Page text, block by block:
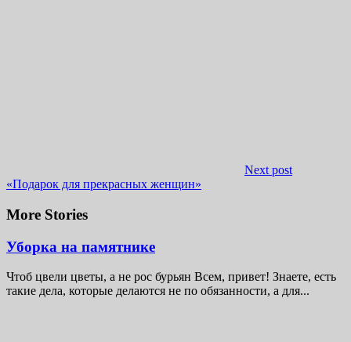
Next post
«Подарок для прекрасных женщин»
More Stories
Уборка на памятнике
Чтоб цвели цветы, а не рос бурьян Всем, привет! Знаете, есть
такие дела, которые делаются не по обязанности, а для...